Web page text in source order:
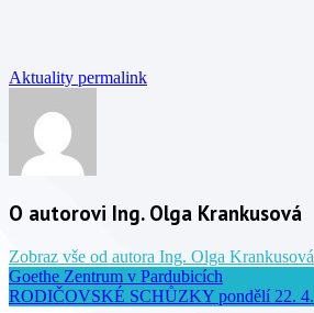
Aktuality permalink
O autorovi Ing. Olga Krankusová
Zobraz vše od autora Ing. Olga Krankusová
Goethe Zentrum v Pardubicích
RODIČOVSKÉ SCHŮZKY pondělí 22. 4.